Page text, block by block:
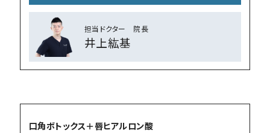
担当ドクター 院⻑
井上紘基
口角ボトックス＋唇ヒアルロン酸